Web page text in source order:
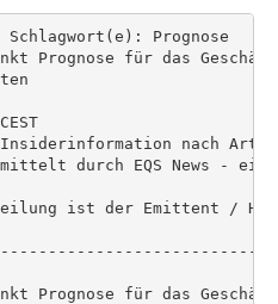
/ Schlagwort(e): Prognose
senkt Prognose für das
nach
durch EQS News - ein
ist der Emittent /
senkt Prognose für das